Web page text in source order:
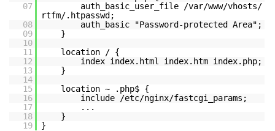
07
auth_basic_user_file /var/www/vhosts/
rtfm/.htpasswd;
08
auth_basic "Password-protected Area";
09
}
10
11
location / {
12
index index.html index.htm index.php;
13
}
14
15
location ~ .php$ {
16
include /etc/nginx/fastcgi_params;
17
...
18
}
19
}